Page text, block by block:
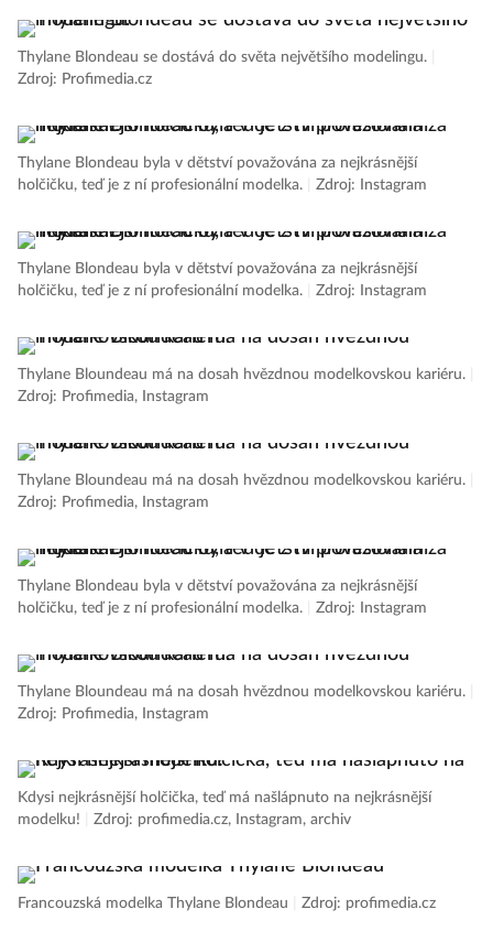
Thylane Blondeau se dostává do světa největšího modelingu.
Zdroj: Profimedia.cz
Thylane Blondeau byla v dětství považována za nejkrásnější
holčičku, teď je z ní profesionální modelka.
Zdroj: Instagram
Thylane Blondeau byla v dětství považována za nejkrásnější
holčičku, teď je z ní profesionální modelka.
Zdroj: Instagram
Thylane Bloundeau má na dosah hvězdnou modelkovskou kariéru.
Zdroj: Profimedia, Instagram
Thylane Bloundeau má na dosah hvězdnou modelkovskou kariéru.
Zdroj: Profimedia, Instagram
Thylane Blondeau byla v dětství považována za nejkrásnější
holčičku, teď je z ní profesionální modelka.
Zdroj: Instagram
Thylane Bloundeau má na dosah hvězdnou modelkovskou kariéru.
Zdroj: Profimedia, Instagram
Kdysi nejkrásnější holčička, teď má našlápnuto na nejkrásnější
modelku!
Zdroj: profimedia.cz, Instagram, archiv
Francouzská modelka Thylane Blondeau Zdroj: profimedia.cz